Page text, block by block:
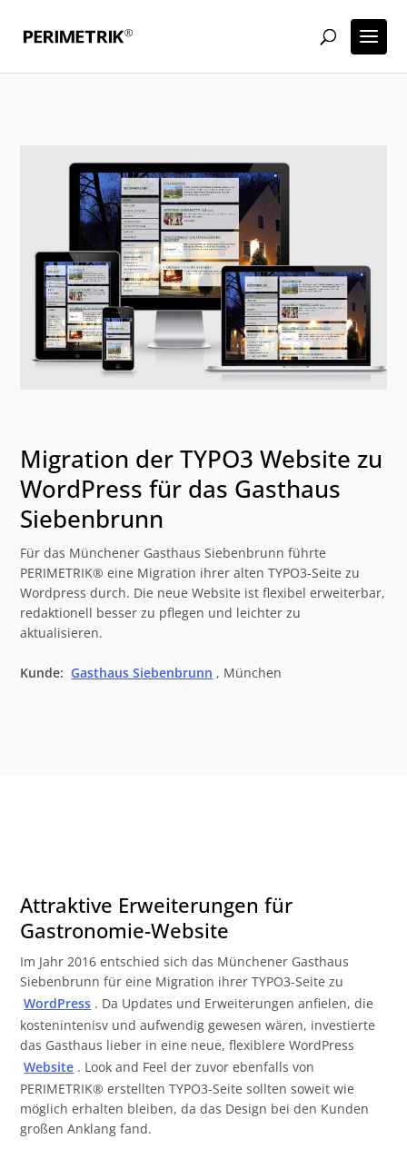
Migration der TYPO3 Website zu
WordPress für das Gasthaus
Siebenbrunn
Für das Münchener Gasthaus Siebenbrunn führte
PERIMETRIK® eine Migration ihrer alten TYPO3-Seite zu
Wordpress durch. Die neue Website ist flexibel erweiterbar,
redaktionell besser zu pflegen und leichter zu
aktualisieren.
Kunde: Gasthaus Siebenbrunn , München
Attraktive Erweiterungen für
Gastronomie-Website
Im Jahr 2016 entschied sich das Münchener Gasthaus
Siebenbrunn für eine Migration ihrer TYPO3-Seite zu
WordPress . Da Updates und Erweiterungen anfielen, die
kostenintenisv und aufwendig gewesen wären, investierte
das Gasthaus lieber in eine neue, flexiblere WordPress
Website . Look and Feel der zuvor ebenfalls von
PERIMETRIK® erstellten TYPO3-Seite sollten soweit wie
möglich erhalten bleiben, da das Design bei den Kunden
großen Anklang fand.